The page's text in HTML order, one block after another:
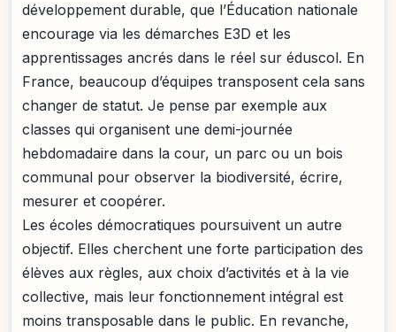
développement durable, que l’Éducation nationale
encourage via les démarches E3D et les
apprentissages ancrés dans le réel sur éduscol. En
France, beaucoup d’équipes transposent cela sans
changer de statut. Je pense par exemple aux
classes qui organisent une demi-journée
hebdomadaire dans la cour, un parc ou un bois
communal pour observer la biodiversité, écrire,
mesurer et coopérer.
Les écoles démocratiques poursuivent un autre
objectif. Elles cherchent une forte participation des
élèves aux règles, aux choix d’activités et à la vie
collective, mais leur fonctionnement intégral est
moins transposable dans le public. En revanche,